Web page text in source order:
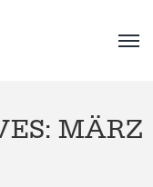
MÄRZ